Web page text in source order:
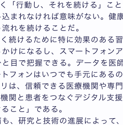
「行動し、それを続ける」こと
まれなければ意味がない。健
れを続けることだ。
続けるために特に効果のある
けになるし、スマートフォン
目で把握できる。データを医
フォンはいつでも手元にある
は、信頼できる医療機関や専
関と患者をつなぐデジタル支援
こと」である。
、研究と技術の進展によって